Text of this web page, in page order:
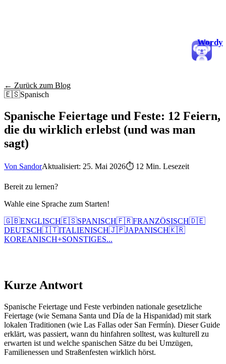
Wordy
← Zurück zum Blog
🇪🇸Spanisch
Spanische Feiertage und Feste: 12 Feiern,
die du wirklich erlebst (und was man
sagt)
Von SandorAktualisiert: 25. Mai 2026⏱ 12 Min. Lesezeit
Bereit zu lernen?
Wahle eine Sprache zum Starten!
🇬🇧ENGLISCH🇪🇸SPANISCH🇫🇷FRANZÖSISCH🇩🇪
DEUTSCH🇮🇹ITALIENISCH🇯🇵JAPANISCH🇰🇷
KOREANISCH+SONSTIGES...
Kurze Antwort
Spanische Feiertage und Feste verbinden nationale gesetzliche
Feiertage (wie Semana Santa und Día de la Hispanidad) mit stark
lokalen Traditionen (wie Las Fallas oder San Fermín). Dieser Guide
erklärt, was passiert, wann du hinfahren solltest, was kulturell zu
erwarten ist und welche spanischen Sätze du bei Umzügen,
Familienessen und Straßenfesten wirklich hörst.